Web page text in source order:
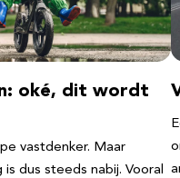
oké, dit wordt
vastdenker. Maar
dus steeds nabij. Vooral